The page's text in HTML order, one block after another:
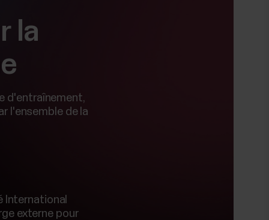
la
d'entraînement,
l'ensemble de la
International
externe pour